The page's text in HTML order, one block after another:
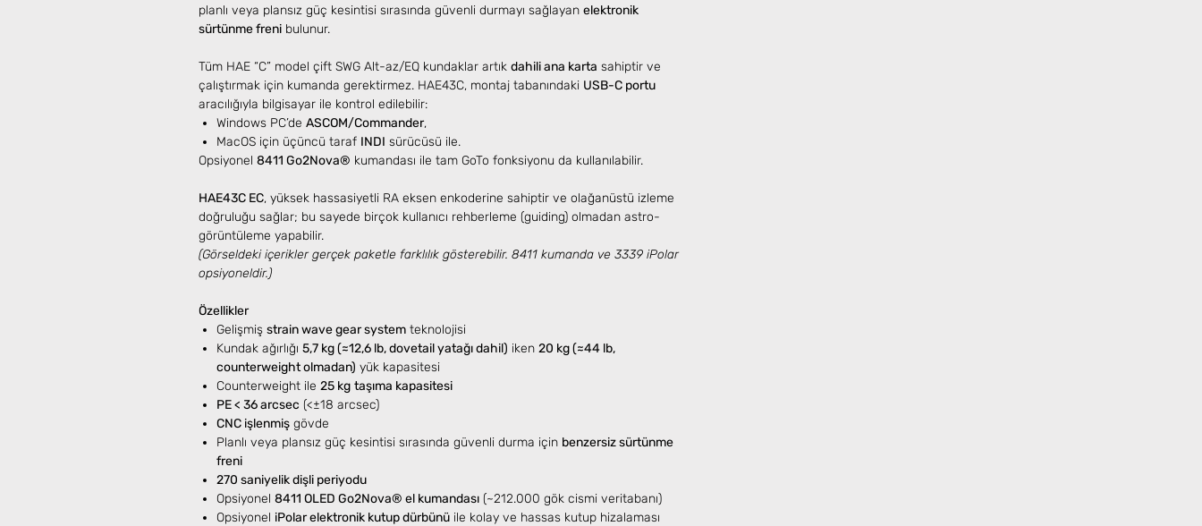
planlı veya plansız güç kesintisi sırasında güvenli durmayı sağlayan elektronik
sürtünme freni bulunur.
Tüm HAE “C” model çift SWG Alt-az/EQ kundaklar artık dahili ana karta sahiptir ve
çalıştırmak için kumanda gerektirmez. HAE43C, montaj tabanındaki USB-C portu
aracılığıyla bilgisayar ile kontrol edilebilir:
Windows PC’de ASCOM/Commander,
MacOS için üçüncü taraf INDI sürücüsü ile.
Opsiyonel 8411 Go2Nova® kumandası ile tam GoTo fonksiyonu da kullanılabilir.
HAE43C EC, yüksek hassasiyetli RA eksen enkoderine sahiptir ve olağanüstü izleme
doğruluğu sağlar; bu sayede birçok kullanıcı rehberleme (guiding) olmadan astro-
görüntüleme yapabilir.
(Görseldeki içerikler gerçek paketle farklılık gösterebilir. 8411 kumanda ve 3339 iPolar
opsiyoneldir.)
Özellikler
Gelişmiş strain wave gear system teknolojisi
Kundak ağırlığı 5,7 kg (≈12,6 lb, dovetail yatağı dahil) iken 20 kg (≈44 lb,
counterweight olmadan) yük kapasitesi
Counterweight ile 25 kg taşıma kapasitesi
PE < 36 arcsec (<±18 arcsec)
CNC işlenmiş gövde
Planlı veya plansız güç kesintisi sırasında güvenli durma için benzersiz sürtünme
freni
270 saniyelik dişli periyodu
Opsiyonel 8411 OLED Go2Nova® el kumandası (~212.000 gök cismi veritabanı)
Opsiyonel iPolar elektronik kutup dürbünü ile kolay ve hassas kutup hizalaması